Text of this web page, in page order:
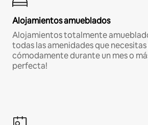
Alojamientos amueblados
Alojamientos totalmente
todas las amenidades que
cómodamente durante un mes o
perfecta!